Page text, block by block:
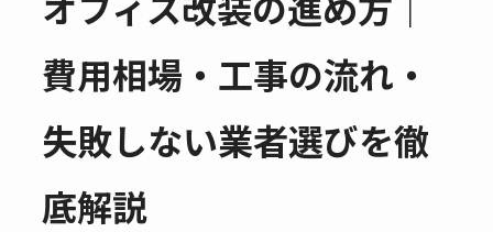
費用相場・工事の流れ・
失敗しない業者選びを徹
底解説